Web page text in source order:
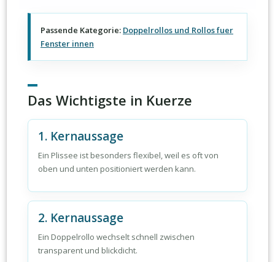
Passende Kategorie: Doppelrollos und Rollos fuer
Fenster innen
Das Wichtigste in Kuerze
1. Kernaussage
Ein Plissee ist besonders flexibel, weil es oft von
oben und unten positioniert werden kann.
2. Kernaussage
Ein Doppelrollo wechselt schnell zwischen
transparent und blickdicht.